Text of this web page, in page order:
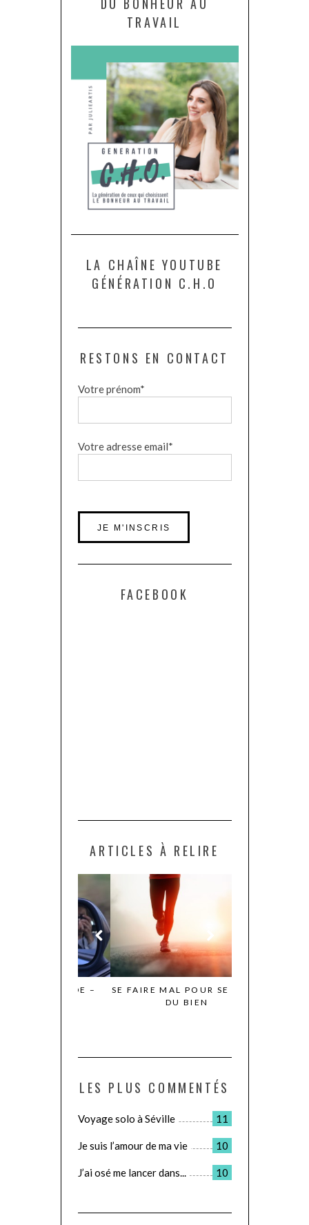
DU BONHEUR AU
TRAVAIL
LA CHAÎNE YOUTUBE
GÉNÉRATION C.H.O
RESTONS EN CONTACT
Votre prénom*
Votre adresse email*
FACEBOOK
ARTICLES À RELIRE
SE FAIRE MAL POUR SE FAIRE
DU BIEN
LES PLUS COMMENTÉS
11
Voyage solo à Séville
10
Je suis l’amour de ma vie
10
J’ai osé me lancer dans...